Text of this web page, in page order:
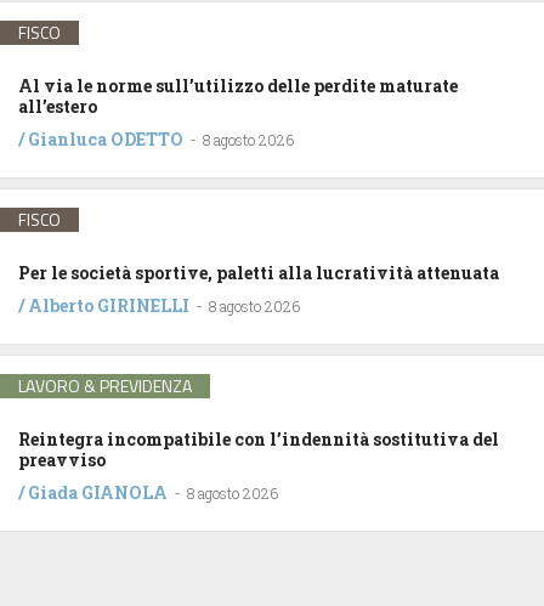
FISCO
Al via le norme sull’utilizzo delle perdite maturate
all’estero
/Gianluca ODETTO - 8 agosto 2026
FISCO
Per le società sportive, paletti alla lucratività attenuata
/Alberto GIRINELLI - 8 agosto 2026
LAVORO & PREVIDENZA
Reintegra incompatibile con l’indennità sostitutiva del
preavviso
/Giada GIANOLA - 8 agosto 2026